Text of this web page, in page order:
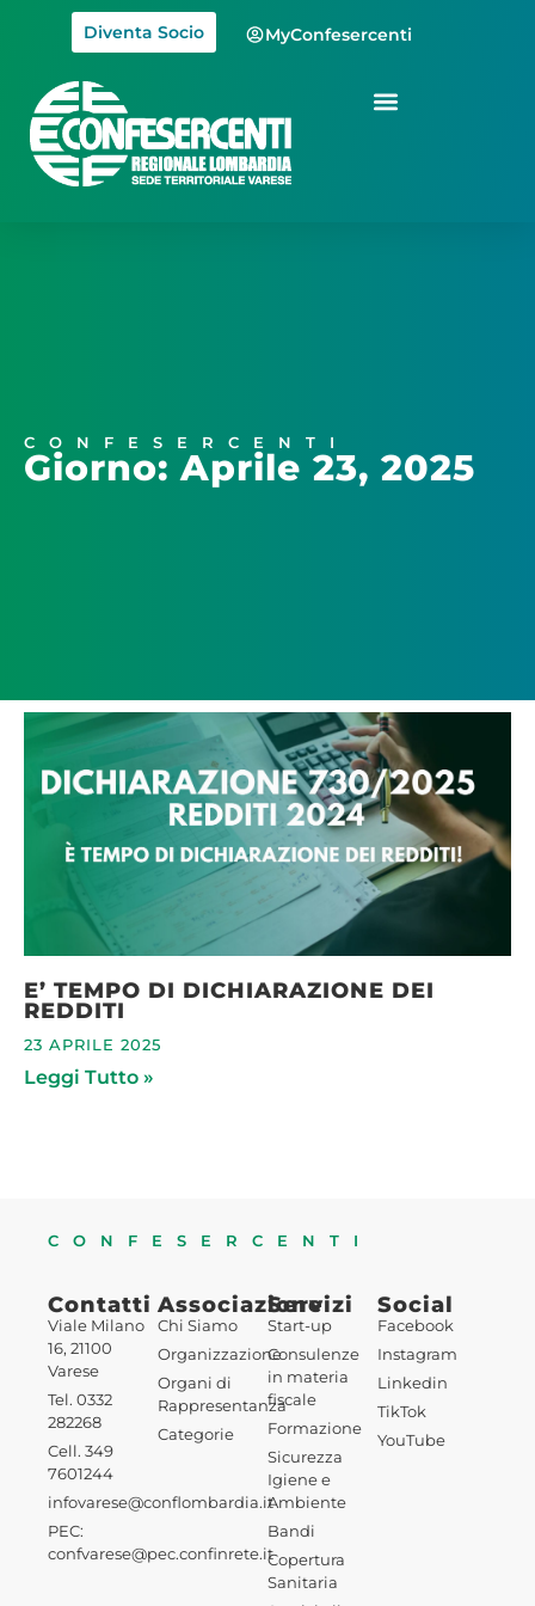
Diventa Socio MyConfesercenti
CONFESERCENTI
Giorno: Aprile 23, 2025
E’ TEMPO DI DICHIARAZIONE DEI
REDDITI
23 APRILE 2025
Leggi Tutto »
CONFESERCENTI
Contatti
Viale Milano
16, 21100
Varese
Tel. 0332
282268
Cell. 349
7601244
infovarese@conflombardia.it
PEC:
confvarese@pec.confinrete.it
Associazione
Chi Siamo
Organizzazione
Organi di
Rappresentanza
Categorie
Servizi
Start-up
Consulenze
in materia
fiscale
Formazione
Sicurezza
Igiene e
Ambiente
Bandi
Copertura
Sanitaria
Social
Facebook
Instagram
Linkedin
TikTok
YouTube